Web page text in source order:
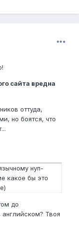
сайта вредна
оттуда,
но боятся, что
нуп-
какое бы это
до
английском? Твоя